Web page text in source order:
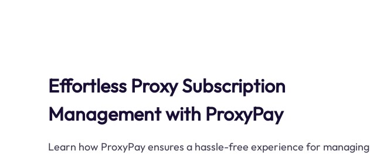
Effortless Proxy Subscription
Management with ProxyPay
Learn how ProxyPay ensures a hassle-free experience for managing